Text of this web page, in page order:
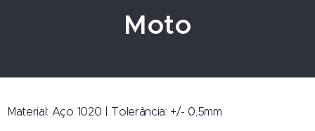
Moto
Material: Aço 1020 | Tolerância: +/- 0,5mm